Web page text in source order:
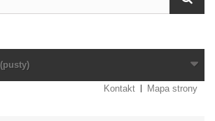
(pusty)
Kontakt Mapa strony